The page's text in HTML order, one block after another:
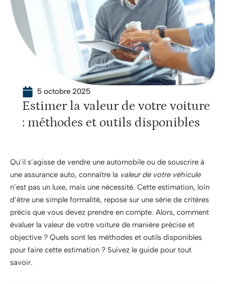
5 octobre 2025
Estimer la valeur de votre voiture
: méthodes et outils disponibles
Qu’il s’agisse de vendre une automobile ou de souscrire à
une assurance auto, connaître la valeur de votre véhicule
n’est pas un luxe, mais une nécessité. Cette estimation, loin
d’être une simple formalité, repose sur une série de critères
précis que vous devez prendre en compte. Alors, comment
évaluer la valeur de votre voiture de manière précise et
objective ? Quels sont les méthodes et outils disponibles
pour faire cette estimation ? Suivez le guide pour tout
savoir.